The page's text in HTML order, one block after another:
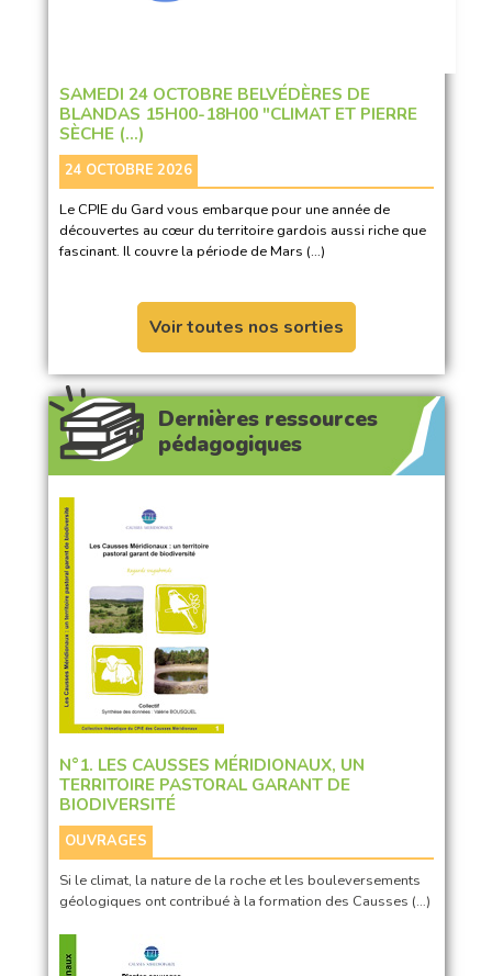
SAMEDI 24 OCTOBRE BELVÉDÈRES DE
BLANDAS 15H00-18H00 "CLIMAT ET PIERRE
SÈCHE (…)
24 OCTOBRE 2026
Le CPIE du Gard vous embarque pour une année de
découvertes au cœur du territoire gardois aussi riche que
fascinant. Il couvre la période de Mars (…)
Voir toutes nos sorties
Dernières ressources
pédagogiques
N°1. LES CAUSSES MÉRIDIONAUX, UN
TERRITOIRE PASTORAL GARANT DE
BIODIVERSITÉ
OUVRAGES
Si le climat, la nature de la roche et les bouleversements
géologiques ont contribué à la formation des Causses (…)